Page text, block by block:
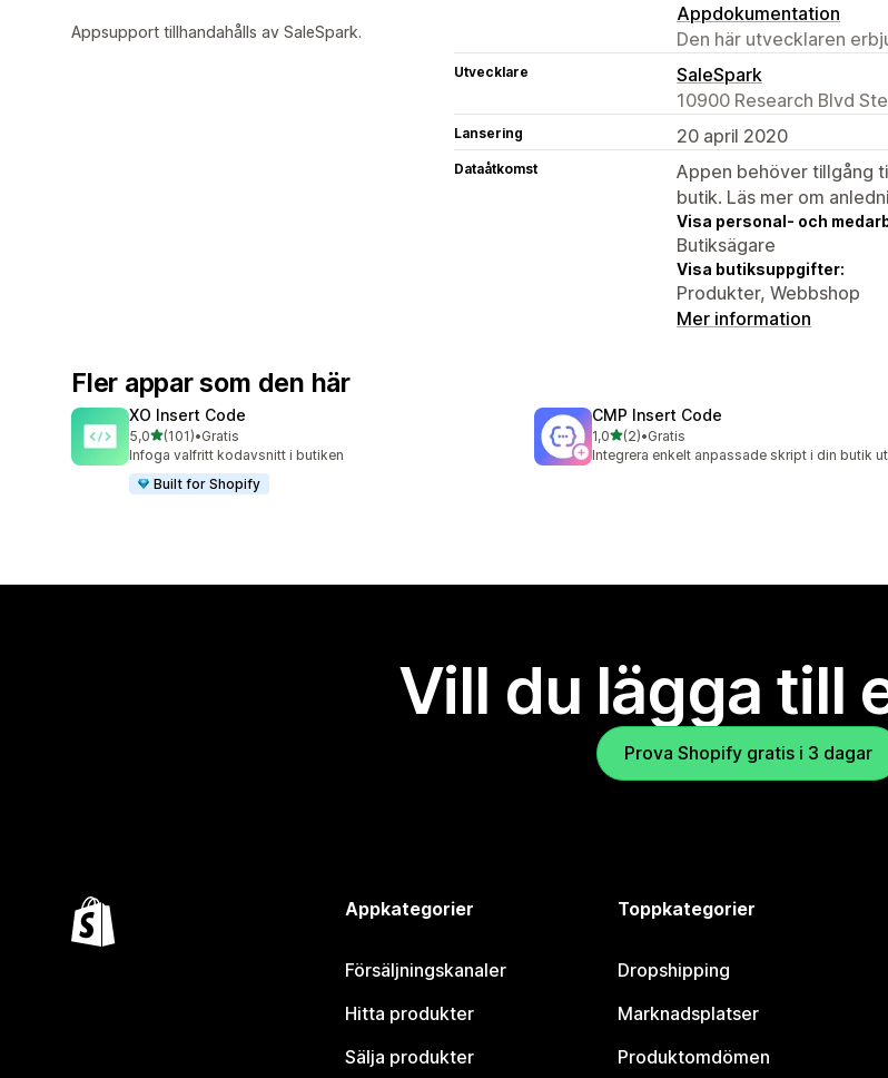
Appsupport tillhandahålls av SaleSpark.
Appdokumentation
Den här utvecklaren
Utvecklare
SaleSpark
10900 Research Blvd
Lansering 20 april 2020
Dataåtkomst
Appen behöver tillgång
butik. Läs mer om
Visa personal- och
Butiksägare
Visa butiksuppgifter:
Produkter, Webbshop
Mer information
Fler appar som den här
XO Insert Code
5,0av 5 stjärnor
(101)
101 recensioner totalt
•Gratis
Infoga valfritt kodavsnitt i butiken
Built for Shopify
CMP Insert Code
1,0av 5 stjärnor
(2)
2 recensioner totalt
•Gratis
Integrera enkelt anpassade skript i din butik
Vill du lägga till
Prova Shopify gratis i 3 dagar
Appkategorier
Försäljningskanaler
Hitta produkter
Sälja produkter
Toppkategorier
Dropshipping
Marknadsplatser
Produktomdömen